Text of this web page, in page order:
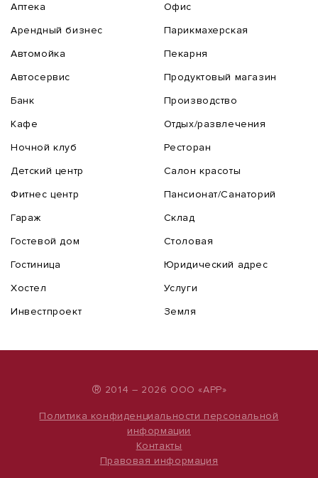
Аптека
Арендный бизнес
Автомойка
Автосервис
Банк
Кафе
Ночной клуб
Детский центр
Фитнес центр
Гараж
Гостевой дом
Гостиница
Хостел
Инвестпроект
Офис
Парикмахерская
Пекарня
Продуктовый магазин
Производство
Отдых/развлечения
Ресторан
Салон красоты
Пансионат/Санаторий
Склад
Столовая
Юридический адрес
Услуги
Земля
® 2014 – 2026 ООО «АРР»
Политика конфиденциальности персональной
информации
Контакты
Правовая информация